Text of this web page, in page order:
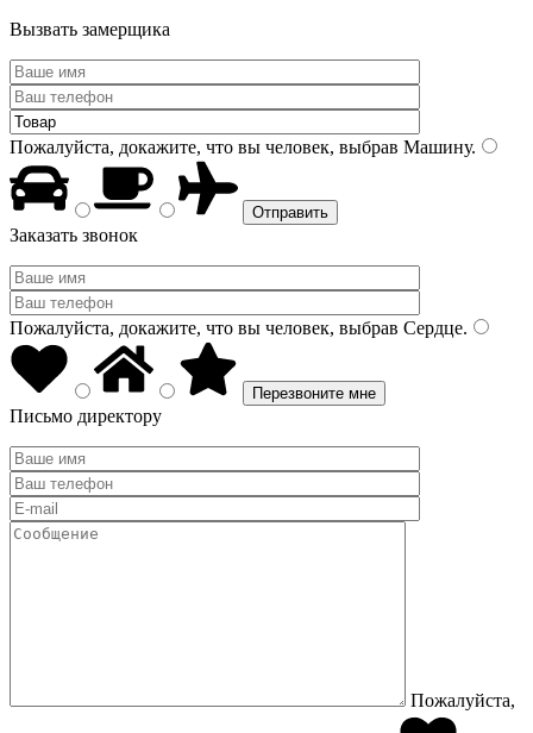
Вызвать замерщика
Пожалуйста, докажите, что вы человек, выбрав Машину.
Заказать звонок
Пожалуйста, докажите, что вы человек, выбрав Сердце.
Письмо директору
Пожалуйста,